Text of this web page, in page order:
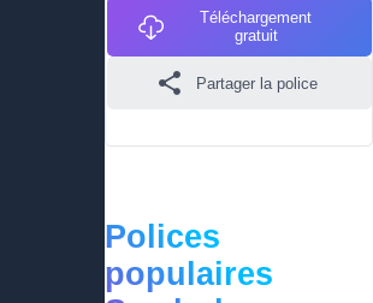
Téléchargement
gratuit
Partager la police
Polices
populaires